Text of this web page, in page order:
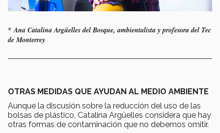
* Ana Catalina Argüelles del Bosque, ambientalista y profesora del Tec
de Monterrey
OTRAS MEDIDAS QUE AYUDAN AL MEDIO AMBIENTE
Aunque la discusión sobre la reducción del uso de las
bolsas de plástico, Catalina Argüelles considera que hay
otras formas de contaminación que no debemos omitir.